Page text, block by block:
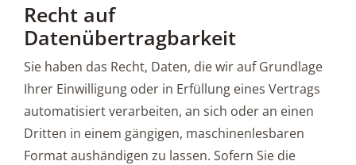
Recht auf
Datenübertragbarkeit
Sie haben das Recht, Daten, die wir auf Grundlage
Ihrer Einwilligung oder in Erfüllung eines Vertrags
automatisiert verarbeiten, an sich oder an einen
Dritten in einem gängigen, maschinenlesbaren
Format aushändigen zu lassen. Sofern Sie die